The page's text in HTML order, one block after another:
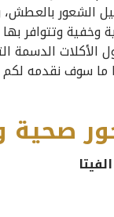
الشعور بالعطش،
وتتوافر بها
الأكلات
سوف نقدمه لكم
صحية